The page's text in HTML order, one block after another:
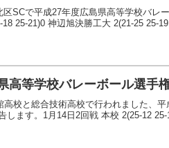
区SCで平成27年度広島県高等学校バレ
25-21)0 神辺旭決勝工大 2(21-25 25-
高等学校バレーボール選手
高校と総合技術高校で行われました、
します。1月14日2回戦 本校 2(25-12